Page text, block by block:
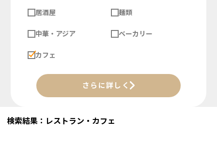
居酒屋 麺類
中華・アジア ベーカリー
カフェ
さらに詳しく
検索結果：レストラン・カフェ